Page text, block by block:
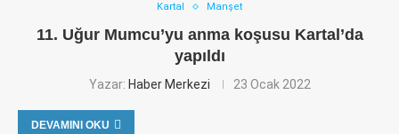
Kartal Manşet
11. Uğur Mumcu’yu anma koşusu Kartal’da
yapıldı
Yazar: Haber Merkezi 23 Ocak 2022
DEVAMINI OKU